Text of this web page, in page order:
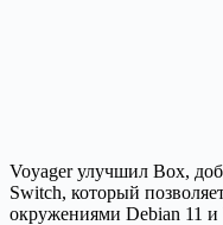
Voyager улучшил Box,
Switch, который
окружениями Debian 11